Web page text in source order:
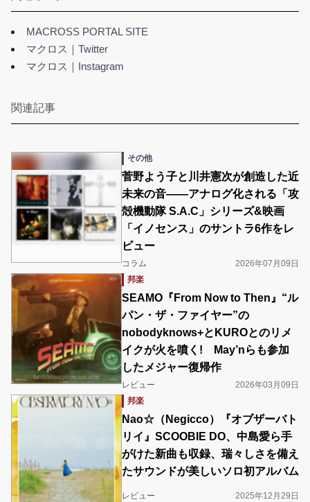
MACROSS PORTAL SITE
マクロス｜Twitter
マクロス｜Instagram
関連記事
その他
菅野よう子と川井憲次が創造した近
未来の音――アナログ化される「攻
殻機動隊 S.A.C」シリーズ&映画
「イノセンス」のサントラ6作をレ
ビュー
コラム
2026年07月09日
邦楽
SEAMO『From Now to Then』“ル
パン・ザ・ファイヤー”の
nobodyknows+とKUROとのリメ
イクが火を噴く! May’nらも参加
したメジャー復帰作
レビュー
2026年03月09日
邦楽
Nao☆（Negicco）『オブザーバト
リイ』SCOOBIE DO、中島愛ら手
がけた新曲も収録、瑞々しさを備え
たサウンドが美しいソロ初アルバム
レビュー
2025年12月29日